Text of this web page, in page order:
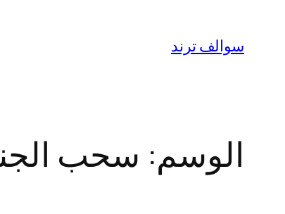
المحتوى
سوالف ترند
الوسم: سحب